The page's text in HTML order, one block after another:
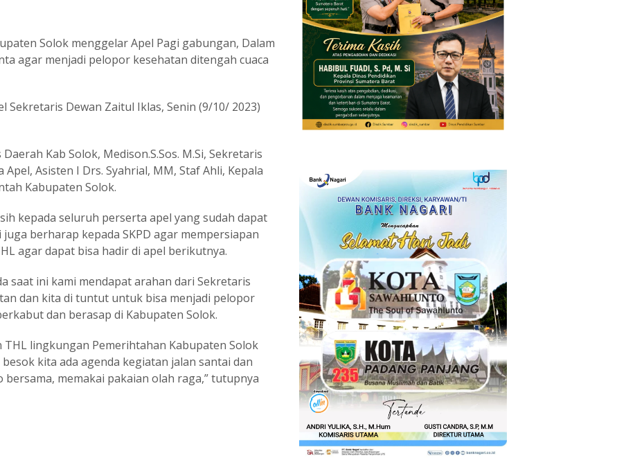
Solok menggelar Apel Pagi gabungan, Dalam
agar menjadi pelopor kesehatan ditengah cuaca
Dewan Zaitul Iklas, Senin (9/10/ 2023)
Kab Solok, Medison.S.Sos. M.Si, Sekretaris
Asisten I Drs. Syahrial, MM, Staf Ahli, Kepala
Kabupaten Solok.
kepada seluruh perserta apel yang sudah dapat
berharap kepada SKPD agar mempersiapan
agar dapat bisa hadir di apel berikutnya.
saat ini kami mendapat arahan dari Sekretaris
dan kita di tuntut untuk bisa menjadi pelopor
dan berasap di Kabupaten Solok.
THL lingkungan Pemerihtahan Kabupaten Solok
kita ada agenda kegiatan jalan santai dan
memakai pakaian olah raga,” tutupnya